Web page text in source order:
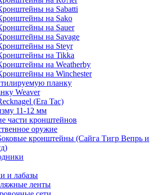
на Sabatti
на Sako
на Sauer
на Savage
на Steyr
на Tikka
на Weatherby
на Winchester
планку
Weaver
(Era Tac)
11-12 мм
части кронштейнов
оружие
кронштейны (Сайга Тигр Вепрь и
и лабазы
ленты